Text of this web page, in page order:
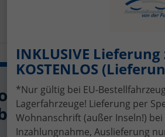
(NEUES
von der
INKLUSIVE
KOSTENLOS
*Nur gültig bei EU-
Lagerfahrzeuge! Lieferung per
Wohnanschrift (außer Inseln!)
Inzahlungnahme, Auslieferung